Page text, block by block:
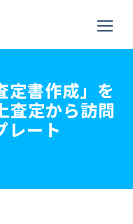
定書作成」を
査定から訪問
レート